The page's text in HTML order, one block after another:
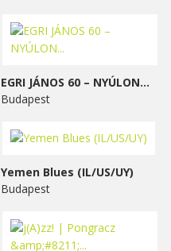
EGRI JÁNOS 60 – NYÚLON...
Budapest
Yemen Blues (IL/US/UY)
Budapest